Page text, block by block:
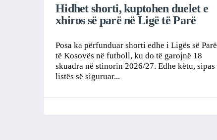
Hidhet shorti, kuptohen duelet e
xhiros së parë në Ligë të Parë
Posa ka përfunduar shorti edhe i Ligës së Parë
të Kosovës në futboll, ku do të garojnë 18
skuadra në stinorin 2026/27. Edhe këtu, sipas
listës së siguruar...